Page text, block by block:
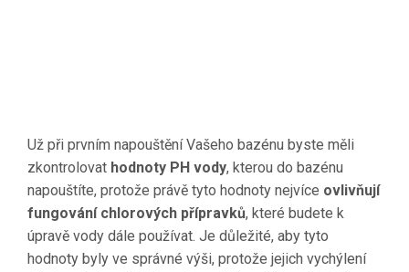
Už při prvním napouštění Vašeho bazénu byste měli
zkontrolovat hodnoty PH vody, kterou do bazénu
napouštíte, protože právě tyto hodnoty nejvíce ovlivňují
fungování chlorových přípravků, které budete k
úpravě vody dále používat. Je důležité, aby tyto
hodnoty byly ve správné výši, protože jejich vychýlení